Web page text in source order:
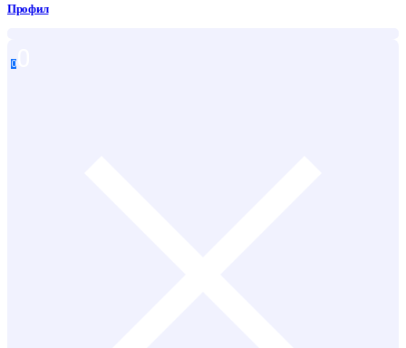
Профил
0